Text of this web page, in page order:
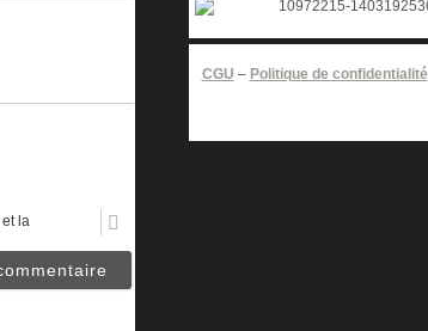
et la
CGU – Politique de confidentialité